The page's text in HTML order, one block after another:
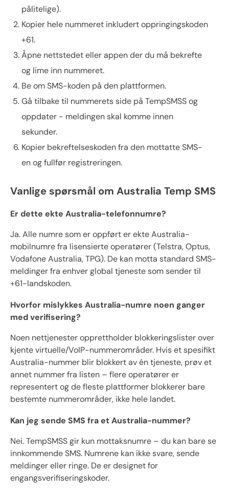
pålitelige).
Kopier hele nummeret inkludert oppringingskoden
+61.
Åpne nettstedet eller appen der du må bekrefte
og lime inn nummeret.
Be om SMS-koden på den plattformen.
Gå tilbake til nummerets side på TempSMSS og
oppdater - meldingen skal komme innen
sekunder.
Kopier bekreftelseskoden fra den mottatte SMS-
en og fullfør registreringen.
Vanlige spørsmål om Australia Temp SMS
Er dette ekte Australia-telefonnumre?
Ja. Alle numre som er oppført er ekte Australia-
mobilnumre fra lisensierte operatører (Telstra, Optus,
Vodafone Australia, TPG). De kan motta standard SMS-
meldinger fra enhver global tjeneste som sender til
+61-landskoden.
Hvorfor mislykkes Australia-numre noen ganger
med verifisering?
Noen nettjenester opprettholder blokkeringslister over
kjente virtuelle/VoIP-nummerområder. Hvis et spesifikt
Australia-nummer blir blokkert av én tjeneste, prøv et
annet nummer fra listen – flere operatører er
representert og de fleste plattformer blokkerer bare
bestemte nummerområder, ikke hele landet.
Kan jeg sende SMS fra et Australia-nummer?
Nei. TempSMSS gir kun mottaksnumre – du kan bare se
innkommende SMS. Numrene kan ikke svare, sende
meldinger eller ringe. De er designet for
engangsverifiseringskoder.